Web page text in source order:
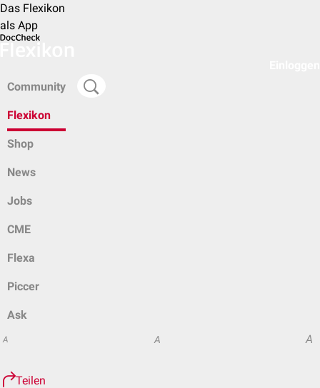
Das Flexikon
als App
Community
Flexikon
Shop
News
Jobs
CME
Flexa
Piccer
Ask
A A A
Teilen